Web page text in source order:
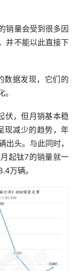
销量会受到很多因
并不能以此直接下
数据发现，它们的
伏，但月销基本稳
现减少的趋势，年
头。与此同时，
起钛7的销量就一
万辆。